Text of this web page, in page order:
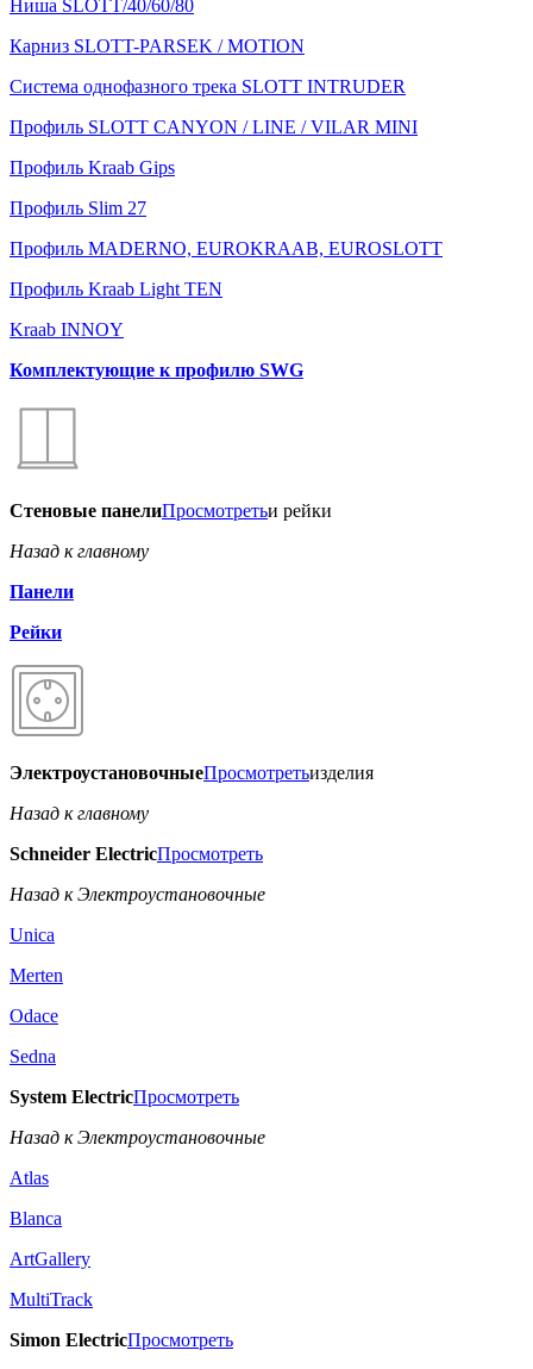
Ниша SLOTT/40/60/80
Карниз SLOTT-PARSEK / MOTION
Система однофазного трека SLOTT INTRUDER
Профиль SLOTT CANYON / LINE / VILAR MINI
Профиль Kraab Gips
Профиль Slim 27
Профиль MADERNO, EUROKRAAB, EUROSLOTT
Профиль Kraab Light TEN
Kraab INNOY
Комплектующие к профилю SWG
Стеновые панелиПросмотретьи рейки
Назад к главному
Панели
Рейки
ЭлектроустановочныеПросмотретьизделия
Назад к главному
Schneider ElectricПросмотреть
Назад к Электроустановочные
Unica
Merten
Odace
Sedna
System ElectricПросмотреть
Назад к Электроустановочные
Atlas
Blanca
ArtGallery
MultiTrack
Simon ElectricПросмотреть